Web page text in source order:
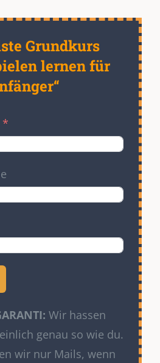
Grundkurs
lernen für
Wir hassen
genau so wie du.
wir nur Mails, wenn